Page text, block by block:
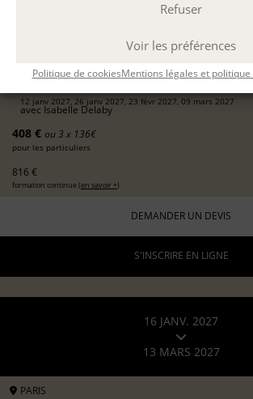
Refuser
Voir les préférences
Politique de cookiesMentions légales et
ÉCOLE D'ÉCRITURE
12 janv 2027, 26 janv 2027, 23 févr 2027, 09 mars 2027
avec Isabelle Delaby
408 € ou 3 x 136€
pour les particuliers
816 €
formation continue (en savoir +)
DEMANDER UN DEVIS
S'INSCRIRE EN LIGNE
16 JANV. 2027
13 MARS 2027
PARIS